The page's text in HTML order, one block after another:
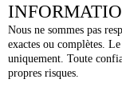
Nous ne sommes pas
exactes ou complètes.
uniquement. Toute
propres risques.